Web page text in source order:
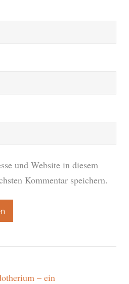
und Website in diesem
Kommentar speichern.
– ein